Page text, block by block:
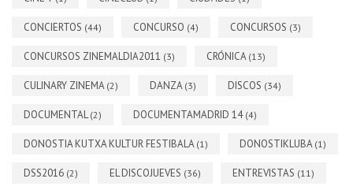
CONCIERTOS (44) CONCURSO (4) CONCURSOS (3)
CONCURSOS ZINEMALDIA2011 (3) CRÓNICA (13)
CULINARY ZINEMA (2) DANZA (3) DISCOS (34)
DOCUMENTAL(2) DOCUMENTAMADRID 14 (4)
DONOSTIA KUTXA KULTUR FESTIBALA (1) DONOSTIKLUBA (1)
DSS2016 (2) EL DISCOJUEVES (36) ENTREVISTAS (11)